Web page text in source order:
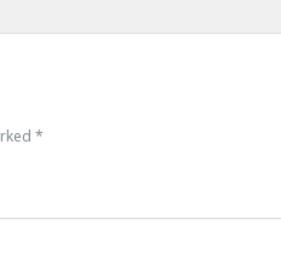
*